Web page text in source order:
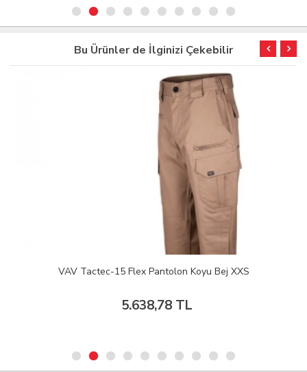
Bu Ürünler de İlginizi Çekebilir
VAV Tactec-15 Flex Pantolon Koyu Bej XXS
5.638,78 TL